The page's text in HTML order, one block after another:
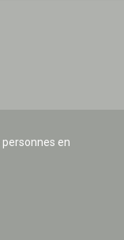
en